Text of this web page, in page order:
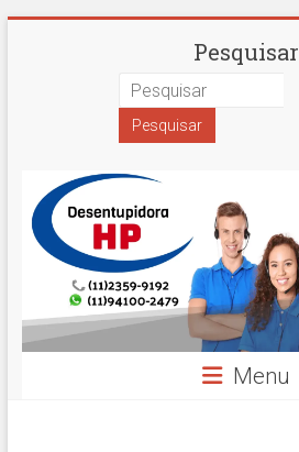
Desentupidora
Paulo
Hidro
Prime
Pesquisar
Menu